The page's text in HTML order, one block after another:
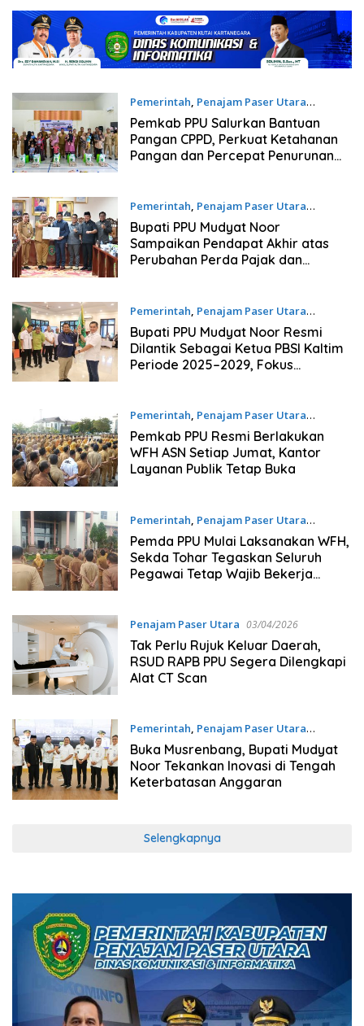
Pemerintah, Penajam Paser Utara
21/07/2026
Pemkab PPU Salurkan Bantuan
Pangan CPPD, Perkuat Ketahanan
Pangan dan Percepat Penurunan
Pemerintah, Penajam Paser Utara
21/07/2026
Bupati PPU Mudyat Noor
Sampaikan Pendapat Akhir atas
Perubahan Perda Pajak dan
Pemerintah, Penajam Paser Utara
12/05/2026
Bupati PPU Mudyat Noor Resmi
Dilantik Sebagai Ketua PBSI Kaltim
Periode 2025–2029, Fokus
Pemerintah, Penajam Paser Utara
09/04/2026
Pemkab PPU Resmi Berlakukan
WFH ASN Setiap Jumat, Kantor
Layanan Publik Tetap Buka
Pemerintah Penajam Paser Utara
06/04/2026
Pemda PPU Mulai Laksanakan WFH,
Sekda Tohar Tegaskan Seluruh
Pegawai Tetap Wajib Bekerja
Penajam Paser Utara 03/04/2026
Tak Perlu Rujuk Keluar Daerah,
RSUD RAPB PPU Segera Dilengkapi
Alat CT Scan
Pemerintah, Penajam Paser Utara
02/04/2026
Buka Musrenbang, Bupati Mudyat
Noor Tekankan Inovasi di Tengah
Keterbatasan Anggaran
Selengkapnya